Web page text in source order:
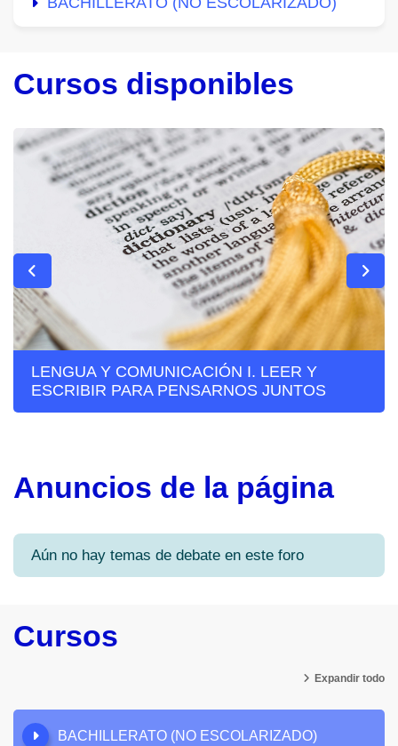
Cursos disponibles
LENGUA Y COMUNICACIÓN I. LEER Y
ESCRIBIR PARA PENSARNOS JUNTOS
Anuncios de la página
Aún no hay temas de debate en este foro
Cursos
Expandir todo
BACHILLERATO (NO ESCOLARIZADO)